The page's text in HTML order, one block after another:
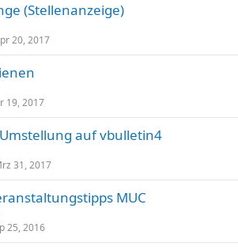
(Stellenanzeige)
20, 2017
19, 2017
Umstellung auf vbulletin4
31, 2017
MUC
25, 2016